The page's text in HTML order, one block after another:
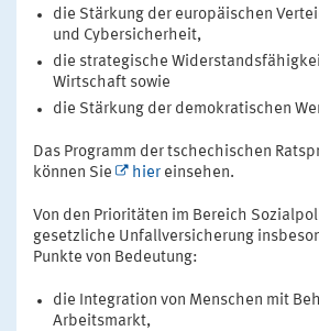
die Stärkung der europäischen
und Cybersicherheit,
die strategische
Wirtschaft sowie
die Stärkung der demokratischen
Das Programm der tschechischen
können Sie
hier einsehen.
Von den Prioritäten im Bereich
gesetzliche Unfallversicherung
Punkte von Bedeutung:
die Integration von Menschen mit
Arbeitsmarkt,